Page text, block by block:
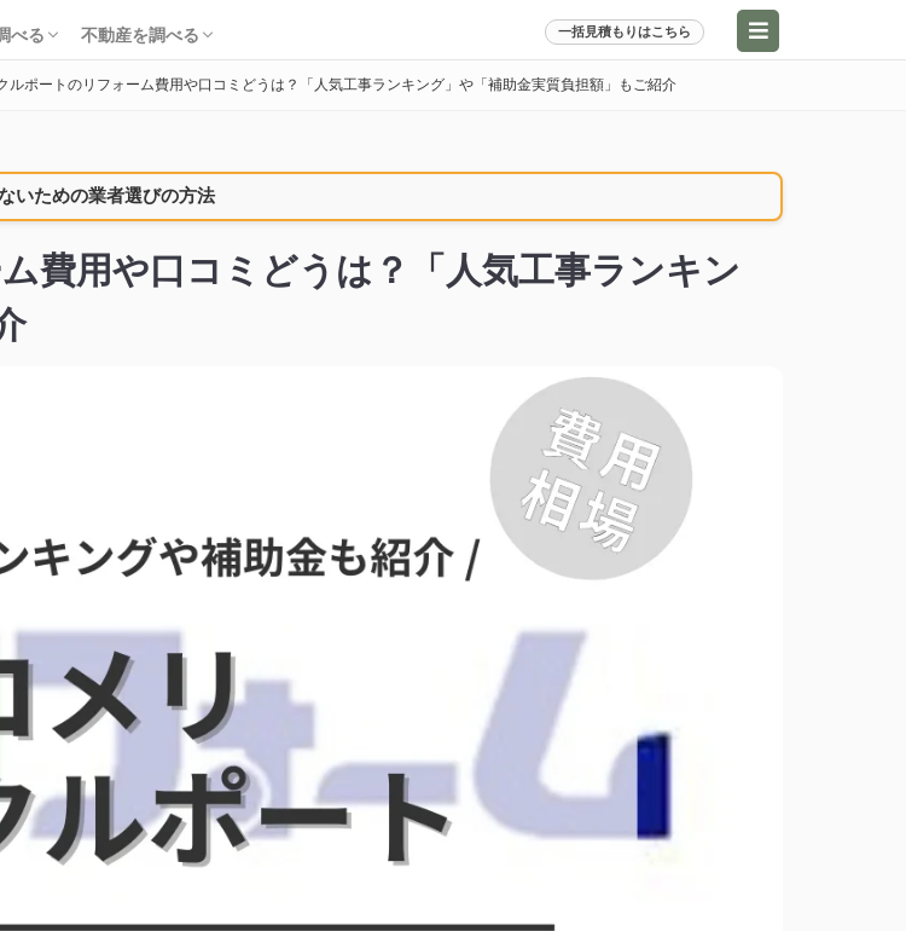
べる
調べる
社を調べる
期費用を調べる
不動産を調べる
不動産売却を調べる
不動産購入を調べる
不動産投資を調べる
一括見積もりはこちら
ルポートのリフォーム費用や口コミどうは？「人気工事ランキング」や「補助金実質負担額」もご紹介
いための業者選びの方法
費用や口コミどうは？「人気工事ランキン
べる
社を調べる
期費用を調べる不動産売却を調べる
不動産購入を調べる
不動産投資を調べる